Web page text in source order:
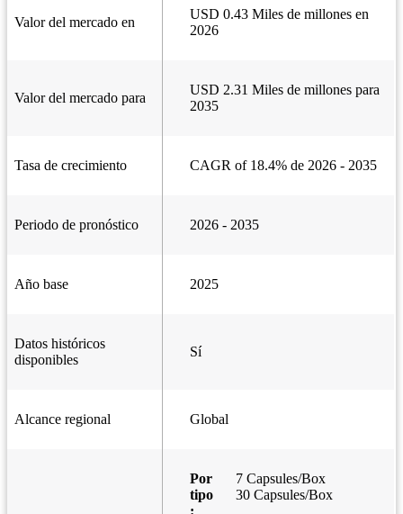
Valor del mercado en
USD 0.43 Miles de millones en
2026
Valor del mercado para
USD 2.31 Miles de millones para
2035
Tasa de crecimiento CAGR of 18.4% de 2026 - 2035
Periodo de pronóstico 2026 - 2035
Año base 2025
Datos históricos
disponibles
Sí
Alcance regional Global
Por
tipo
:
7 Capsules/Box
30 Capsules/Box